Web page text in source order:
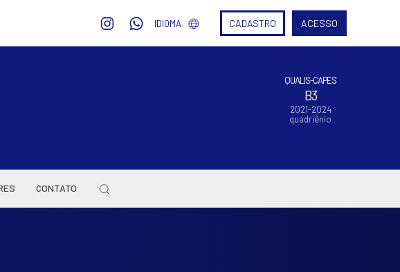
IDIOMA CADASTRO ACESSO
QUALIS-CAPES
B3
2021-2024
quadriênio
CONTATO